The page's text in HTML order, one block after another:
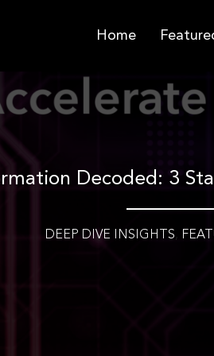
Home
Decoded: 3
DEEP DIVE INSIGHTS,